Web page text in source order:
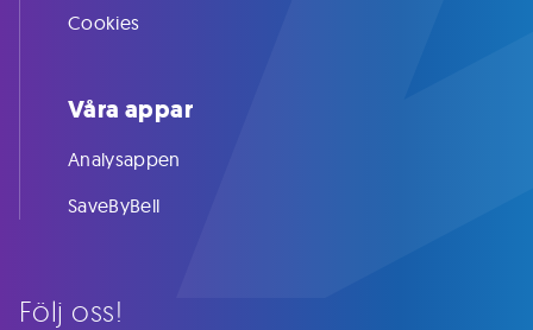
Följ oss!
Cookies
Våra appar
Analysappen
SaveByBell